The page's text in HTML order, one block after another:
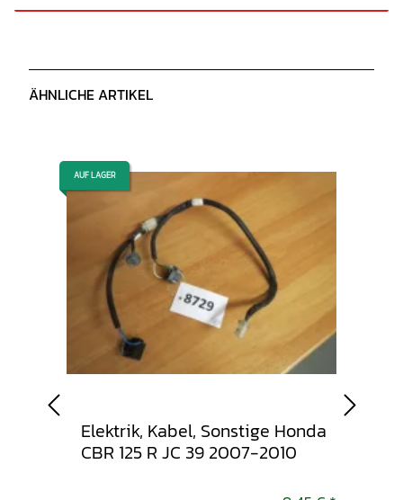
ÄHNLICHE ARTIKEL
AUF LAGER
Elektrik, Kabel, Sonstige Honda
CBR 125 R JC 39 2007-2010